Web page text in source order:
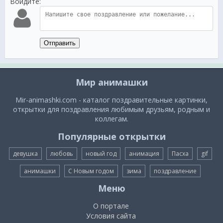
Отправить
Мир анимашки
Mir-animashki.com - каталог поздравительные картинки,
открытки для поздравления любимым друзьям, родным и
коллегам.
Популярные открытки
девушка любовь новый год анимация Пасха gif
анимашки С Новым годом зима поздравление
Меню
О портале
Условия сайта